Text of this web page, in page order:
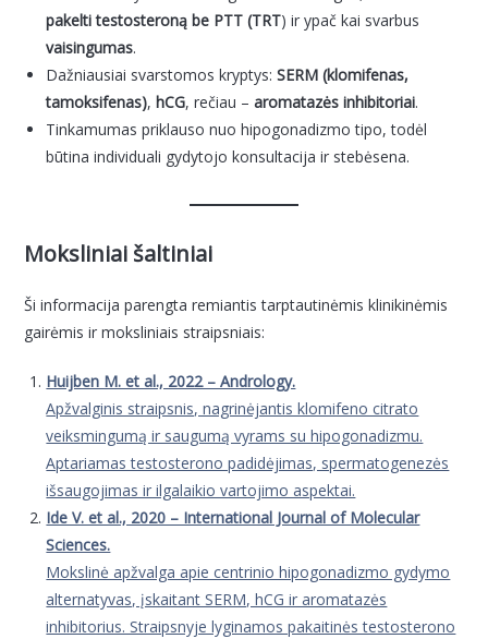
pakelti testosteroną be PTT (TRT) ir ypač kai svarbus
vaisingumas.
Dažniausiai svarstomos kryptys:SERM (klomifenas,
tamoksifenas), hCG, rečiau –aromatazės inhibitoriai.
Tinkamumas priklauso nuo hipogonadizmo tipo, todėl
būtina individuali gydytojo konsultacija ir stebėsena.
Moksliniai šaltiniai
Ši informacija parengta remiantis tarptautinėmis klinikinėmis
gairėmis ir moksliniais straipsniais:
Huijben M. et al., 2022 – Andrology.
Apžvalginis straipsnis, nagrinėjantis klomifeno citrato
veiksmingumą ir saugumą vyrams su hipogonadizmu.
Aptariamas testosterono padidėjimas, spermatogenezės
išsaugojimas ir ilgalaikio vartojimo aspektai.
Ide V. et al., 2020 – International Journal of Molecular
Sciences.
Mokslinė apžvalga apie centrinio hipogonadizmo gydymo
alternatyvas, įskaitant SERM, hCG ir aromatazės
inhibitorius. Straipsnyje lyginamos pakaitinės testosterono